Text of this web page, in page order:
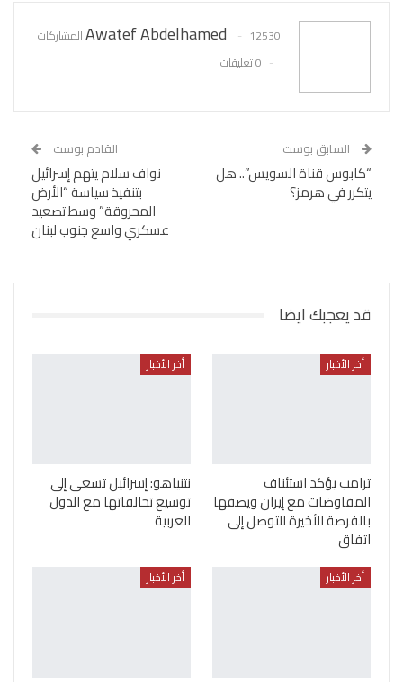
Awatef Abdelhamed
12530 المشاركات
0 تعليقات
السابق بوست
“كابوس قناة السويس”.. هل
يتكرر في هرمز؟
القادم بوست
نواف سلام يتهم إسرائيل
بتنفيذ سياسة “الأرض
المحروقة” وسط تصعيد
عسكري واسع جنوب لبنان
قد يعجبك ايضا
أخر الأخبار
ترامب يؤكد استئناف
المفاوضات مع إيران ويصفها
بالفرصة الأخيرة للتوصل إلى
اتفاق
أخر الأخبار
نتنياهو: إسرائيل تسعى إلى
توسيع تحالفاتها مع الدول
العربية
أخر الأخبار أخر الأخبار